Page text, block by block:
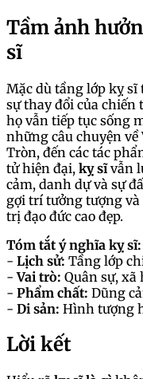
Tầm ảnh
sĩ
Mặc dù tầng lớp kỵ
sự thay đổi của
họ vẫn tiếp tục sống
những câu chuyện về
Tròn, đến các tác
tử hiện đại, kỵ sĩvẫn
cảm, danh dự và sự
gợi trí tưởng tượng
trị đạo đức cao đẹp.
Tóm tắt ý nghĩa kỵ sĩ:
- Lịch sử: Tầng lớp
-Vai trò: Quân sự, xã
- Phẩm chất: Dũng
- Di sản: Hình tượng
Lời kết